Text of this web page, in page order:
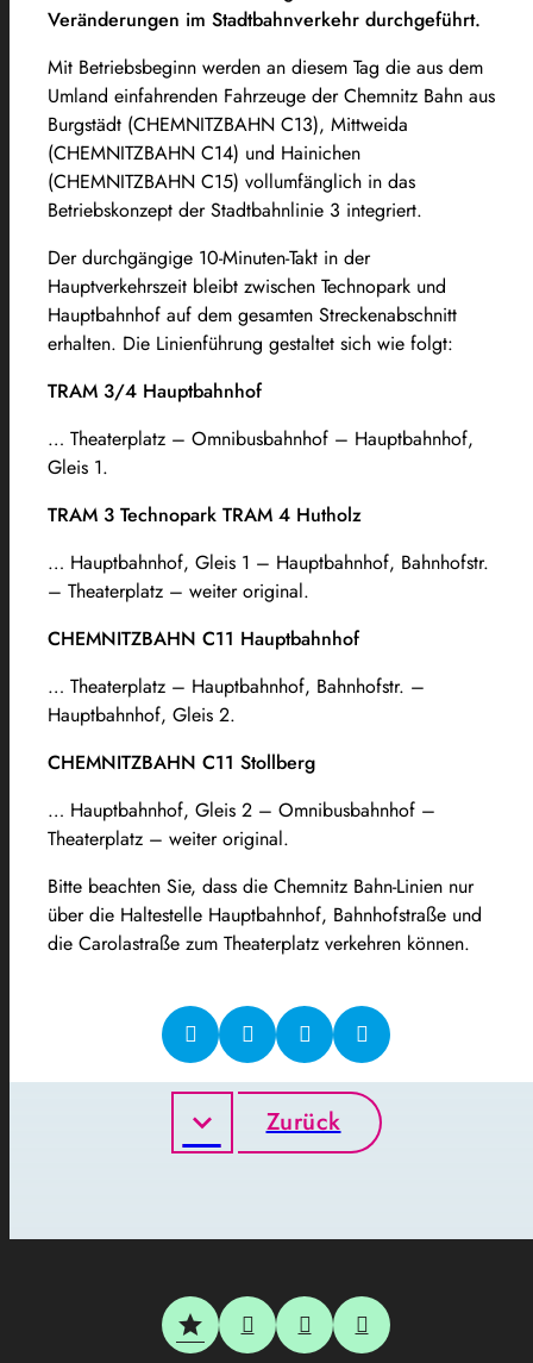
Veränderungen im Stadtbahnverkehr durchgeführt.
Mit Betriebsbeginn werden an diesem Tag die aus dem
Umland einfahrenden Fahrzeuge der Chemnitz Bahn aus
Burgstädt (CHEMNITZBAHN C13), Mittweida
(CHEMNITZBAHN C14) und Hainichen
(CHEMNITZBAHN C15) vollumfänglich in das
Betriebskonzept der Stadtbahnlinie 3 integriert.
Der durchgängige 10-Minuten-Takt in der
Hauptverkehrszeit bleibt zwischen Technopark und
Hauptbahnhof auf dem gesamten Streckenabschnitt
erhalten. Die Linienführung gestaltet sich wie folgt:
TRAM 3/4 Hauptbahnhof
… Theaterplatz – Omnibusbahnhof – Hauptbahnhof,
Gleis 1.
TRAM 3 Technopark TRAM 4 Hutholz
… Hauptbahnhof, Gleis 1 – Hauptbahnhof, Bahnhofstr.
– Theaterplatz – weiter original.
CHEMNITZBAHN C11 Hauptbahnhof
… Theaterplatz – Hauptbahnhof, Bahnhofstr. –
Hauptbahnhof, Gleis 2.
CHEMNITZBAHN C11 Stollberg
… Hauptbahnhof, Gleis 2 – Omnibusbahnhof –
Theaterplatz – weiter original.
Bitte beachten Sie, dass die Chemnitz Bahn-Linien nur
über die Haltestelle Hauptbahnhof, Bahnhofstraße und
die Carolastraße zum Theaterplatz verkehren können.
Zurück